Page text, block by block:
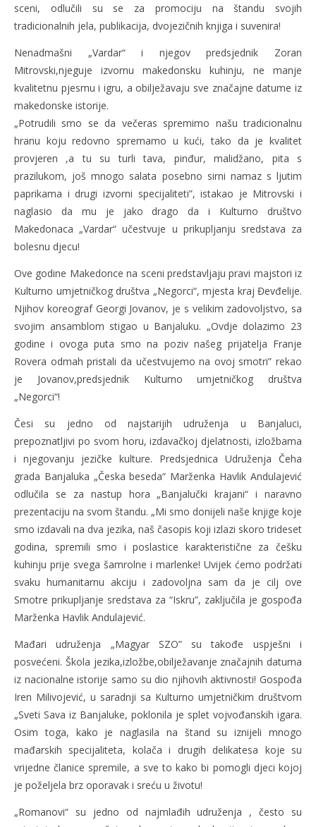
sceni, odlučili su se za promociju na štandu svojih
tradicionalnih jela, publikacija, dvojezičnih knjiga i suvenira!
Nenadmašni „Vardar“ i njegov predsjednik Zoran
Mitrovski,njeguje izvornu makedonsku kuhinju, ne manje
kvalitetnu pjesmu i igru, a obilježavaju sve značajne datume iz
makedonske istorije.
„Potrudili smo se da večeras spremimo našu tradicionalnu
hranu koju redovno spremamo u kući, tako da je kvalitet
provjeren ,a tu su turli tava, pinđur, malidžano, pita s
prazilukom, još mnogo salata posebno sirni namaz s ljutim
paprikama i drugi izvorni specijaliteti”, istakao je Mitrovski i
naglasio da mu je jako drago da i Kulturno društvo
Makedonaca „Vardar“ učestvuje u prikupljanju sredstava za
bolesnu djecu!
Ove godine Makedonce na sceni predstavljaju pravi majstori iz
Kulturno umjetničkog društva „Negorci“, mjesta kraj Đevđelije.
Njihov koreograf Georgi Jovanov, je s velikim zadovoljstvo, sa
svojim ansamblom stigao u Banjaluku. „Ovdje dolazimo 23
godine i ovoga puta smo na poziv našeg prijatelja Franje
Rovera odmah pristali da učestvujemo na ovoj smotri” rekao
je Jovanov,predsjednik Kulturno umjetničkog društva
„Negorci“!
Česi su jedno od najstarijih udruženja u Banjaluci,
prepoznatljivi po svom horu, izdavačkoj djelatnosti, izložbama
i njegovanju jezičke kulture. Predsjednica Udruženja Čeha
grada Banjaluka „Česka beseda“ Marženka Havlik Andulajević
odlučila se za nastup hora „Banjalučki krajani“ i naravno
prezentaciju na svom štandu. „Mi smo donijeli naše knjige koje
smo izdavali na dva jezika, naš časopis koji izlazi skoro trideset
godina, spremili smo i poslastice karakteristične za češku
kuhinju prije svega šamrolne i marlenke! Uvijek ćemo podržati
svaku humanitarnu akciju i zadovoljna sam da je cilj ove
Smotre prikupljanje sredstava za “Iskru”, zaključila je gospođa
Marženka Havlik Andulajević.
Mađari udruženja „Magyar SZO” su takođe uspješni i
posvećeni. Škola jezika,izložbe,obilježavanje značajnih datuma
iz nacionalne istorije samo su dio njihovih aktivnosti! Gospođa
Iren Milivojević, u saradnji sa Kulturno umjetničkim društvom
„Sveti Sava iz Banjaluke, poklonila je splet vojvođanskih igara.
Osim toga, kako je naglasila na štand su iznijeli mnogo
mađarskih specijaliteta, kolača i drugih delikatesa koje su
vrijedne članice spremile, a sve to kako bi pomogli djeci kojoj
je poželjela brz oporavak i sreću u životu!
„Romanovi“ su jedno od najmlađih udruženja , često su